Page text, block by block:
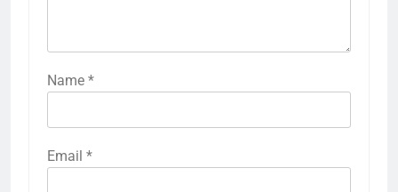
Name *
Email *